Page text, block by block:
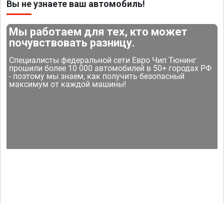
Вы не узнаете ваш автомобиль!
Мы работаем для тех, кто может
почувствовать разницу.
Специалисты федеральной сети Евро Чип Тюнинг
прошили более 10 000 автомобилей в 50+ городах РФ
- поэтому мы знаем, как получить безопасный
максимум от каждой машины!